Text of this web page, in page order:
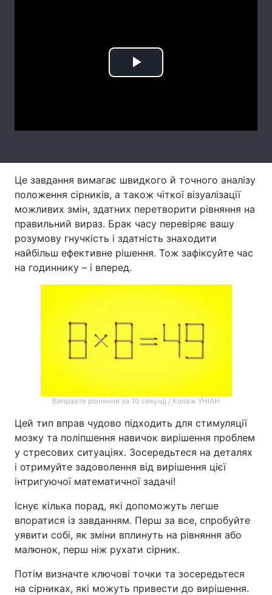
Тема оформлення
Play
Це завдання вимагає швидкого й точного аналізу
положення сірників, а також чіткої візуалізації
можливих змін, здатних перетворити рівняння на
правильний вираз. Брак часу перевіряє вашу
розумову гнучкість і здатність знаходити
найбільш ефективне рішення. Тож зафіксуйте час
на годиннику – і вперед.
Виправте рівняння за 10 секунд / Колаж УНІАН
Цей тип вправ чудово підходить для стимуляції
мозку та поліпшення навичок вирішення проблем
у стресових ситуаціях. Зосередьтеся на деталях
і отримуйте задоволення від вирішення цієї
інтригуючої математичної задачі!
Існує кілька порад, які допоможуть легше
впоратися із завданням. Перш за все, спробуйте
уявити собі, як зміни вплинуть на рівняння або
малюнок, перш ніж рухати сірник.
Потім визначте ключові точки та зосередьтеся
на сірниках, які можуть привести до вирішення.